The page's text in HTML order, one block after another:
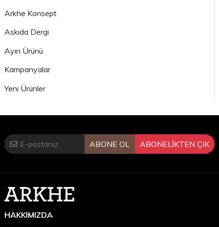
Arkhe Konsept
Askıda Dergi
Ayın Ürünü
Kampanyalar
Yeni Ürünler
ABONE OL ABONELİKTEN ÇIK
HAKKIMIZDA